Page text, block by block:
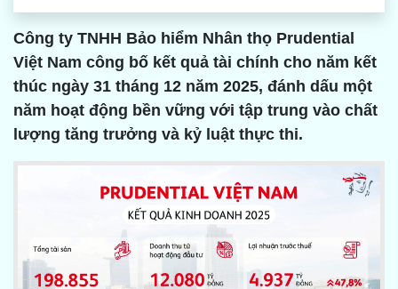
Công ty TNHH Bảo hiểm Nhân thọ Prudential
Việt Nam công bố kết quả tài chính cho năm kết
thúc ngày 31 tháng 12 năm 2025, đánh dấu một
năm hoạt động bền vững với tập trung vào chất
lượng tăng trưởng và kỷ luật thực thi.